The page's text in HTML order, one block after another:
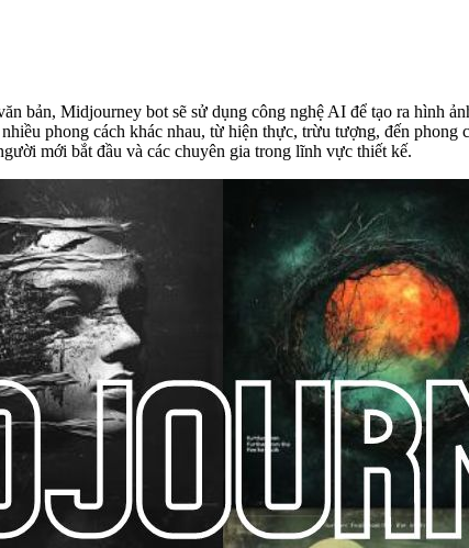
bản, Midjourney bot sẽ sử dụng công nghệ AI để tạo ra hình
phong cách khác nhau, từ hiện thực, trừu tượng, đến phong
mới bắt đầu và các chuyên gia trong lĩnh vực thiết kế.